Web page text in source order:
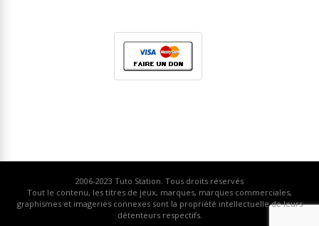
2006-2023 Tuto Station. Tous droits réservés
Tout le contenu, les titres de jeux, marques, marques commerciales,
graphismes et imageries connexes sont la propriété intellectuelle de leurs
détenteurs respectifs.